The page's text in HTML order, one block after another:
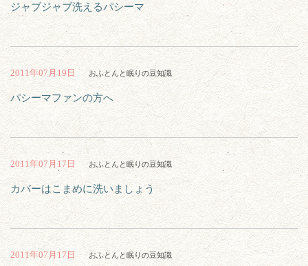
ジャブジャブ洗えるパシーマ
2011年07月19日 おふとんと眠りの豆知識
パシーマファンの方へ
2011年07月17日 おふとんと眠りの豆知識
カバーはこまめに洗いましょう
2011年07月17日 おふとんと眠りの豆知識